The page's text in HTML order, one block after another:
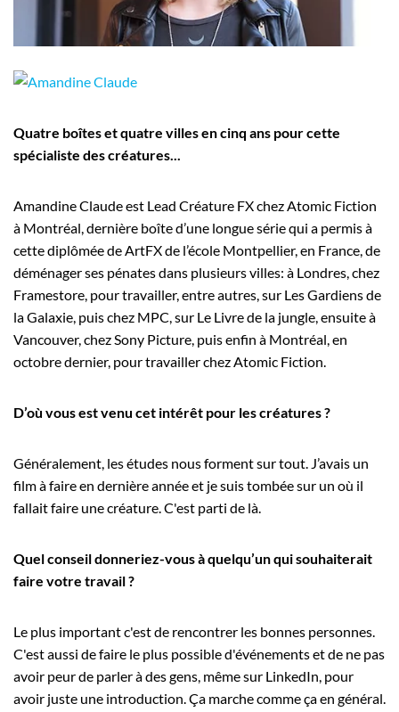
Employeurs
Publiez une offre d'emploi
Quatre boîtes et quatre villes en cinq ans pour cette
spécialiste des créatures...
Amandine Claude est Lead Créature FX chez Atomic Fiction
à Montréal, dernière boîte d’une longue série qui a permis à
cette diplômée de ArtFX de l’école Montpellier, en France, de
déménager ses pénates dans plusieurs villes: à Londres, chez
Framestore, pour travailler, entre autres, sur Les Gardiens de
la Galaxie, puis chez MPC, sur Le Livre de la jungle, ensuite à
Vancouver, chez Sony Picture, puis enfin à Montréal, en
octobre dernier, pour travailler chez Atomic Fiction.
D’où vous est venu cet intérêt pour les créatures ?
Généralement, les études nous forment sur tout. J’avais un
film à faire en dernière année et je suis tombée sur un où il
fallait faire une créature. C'est parti de là.
Quel conseil donneriez-vous à quelqu’un qui souhaiterait
faire votre travail ?
Le plus important c'est de rencontrer les bonnes personnes.
C'est aussi de faire le plus possible d'événements et de ne pas
avoir peur de parler à des gens, même sur LinkedIn, pour
avoir juste une introduction. Ça marche comme ça en général.